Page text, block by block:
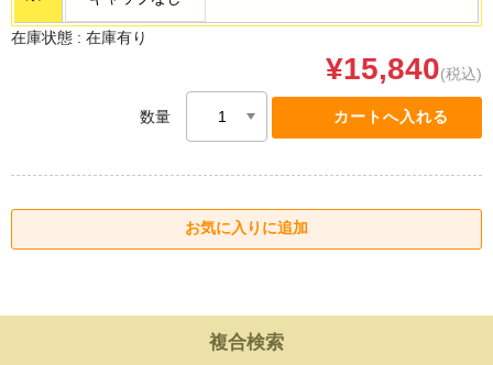
在庫状態 : 在庫有り
¥15,840(税込)
数量
複合検索